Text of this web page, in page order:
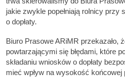
jakie zwykle popełniają rolnicy przy
o dopłaty.
Biuro Prasowe ARiMR przekazało,
powtarzającymi się błędami, które
składaniu wniosków o dopłaty
mieć wpływ na wysokość końcowej